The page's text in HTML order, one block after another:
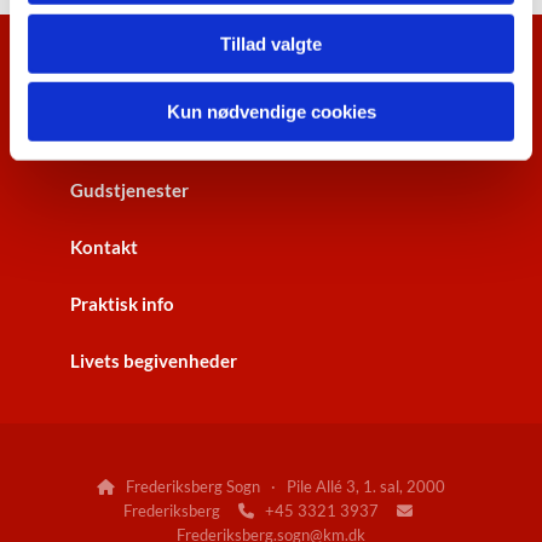
Tillad valgte
Kun nødvendige cookies
Kalenderoversigt
Gudstjenester
Kontakt
Praktisk info
Livets begivenheder

Frederiksberg Sogn · Pile Allé 3, 1. sal, 2000
Frederiksberg
+45 3321 3937 
Frederiksberg.sogn@km.dk